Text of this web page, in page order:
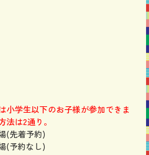
小学生以下のお子様が参加できま
法は2通り 。
(先着予約)
(予約なし)